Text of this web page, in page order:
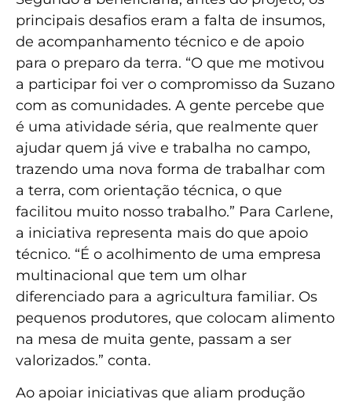
principais desafios eram a falta de insumos,
de acompanhamento técnico e de apoio
para o preparo da terra. “O que me motivou
a participar foi ver o compromisso da Suzano
com as comunidades. A gente percebe que
é uma atividade séria, que realmente quer
ajudar quem já vive e trabalha no campo,
trazendo uma nova forma de trabalhar com
a terra, com orientação técnica, o que
facilitou muito nosso trabalho.” Para Carlene,
a iniciativa representa mais do que apoio
técnico. “É o acolhimento de uma empresa
multinacional que tem um olhar
diferenciado para a agricultura familiar. Os
pequenos produtores, que colocam alimento
na mesa de muita gente, passam a ser
valorizados.” conta.
Ao apoiar iniciativas que aliam produção